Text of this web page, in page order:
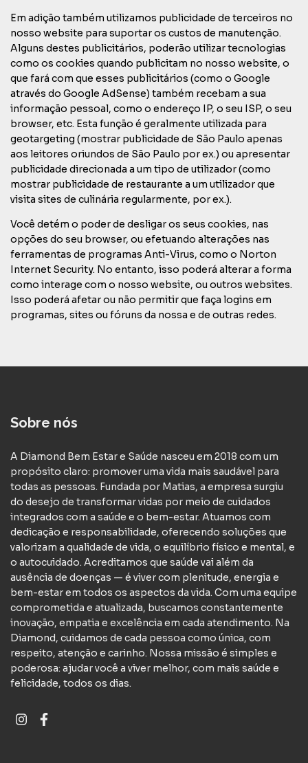
Em adição também utilizamos publicidade de terceiros no
nosso website para suportar os custos de manutenção.
Alguns destes publicitários, poderão utilizar tecnologias
como os cookies quando publicitam no nosso website, o
que fará com que esses publicitários (como o Google
através do Google AdSense) também recebam a sua
informação pessoal, como o endereço IP, o seu ISP, o seu
browser, etc. Esta função é geralmente utilizada para
geotargeting (mostrar publicidade de São Paulo apenas
aos leitores oriundos de São Paulo por ex.) ou apresentar
publicidade direcionada a um tipo de utilizador (como
mostrar publicidade de restaurante a um utilizador que
visita sites de culinária regularmente, por ex.).
Você detém o poder de desligar os seus cookies, nas
opções do seu browser, ou efetuando alterações nas
ferramentas de programas Anti-Virus, como o Norton
Internet Security. No entanto, isso poderá alterar a forma
como interage com o nosso website, ou outros websites.
Isso poderá afetar ou não permitir que faça logins em
programas, sites ou fóruns da nossa e de outras redes.
Sobre nós
A Diamond Bem Estar e Saúde nasceu em 2018 com um
propósito claro: promover uma vida mais saudável para
todas as pessoas. Fundada por Matias, a empresa surgiu
do desejo de transformar vidas por meio de cuidados
integrados com a saúde e o bem-estar. Atuamos com
dedicação e responsabilidade, oferecendo soluções que
valorizam a qualidade de vida, o equilíbrio físico e mental, e
o autocuidado. Acreditamos que saúde vai além da
ausência de doenças — é viver com plenitude, energia e
bem-estar em todos os aspectos da vida. Com uma equipe
comprometida e atualizada, buscamos constantemente
inovação, empatia e excelência em cada atendimento. Na
Diamond, cuidamos de cada pessoa como única, com
respeito, atenção e carinho. Nossa missão é simples e
poderosa: ajudar você a viver melhor, com mais saúde e
felicidade, todos os dias.